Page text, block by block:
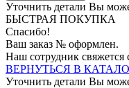
Уточнить детали Вы
БЫСТРАЯ ПОКУПКА
Спасибо!
Ваш заказ № оформлен.
Наш сотрудник свяжется
ВЕРНУТЬСЯ В
Уточнить детали Вы